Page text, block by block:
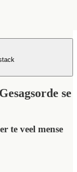
se
te veel mense